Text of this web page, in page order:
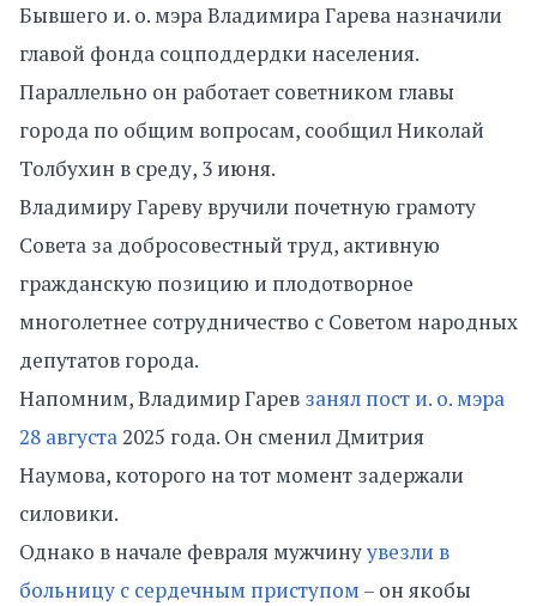
Бывшего и. о. мэра Владимира Гарева назначили
главой фонда соцподдердки населения.
Параллельно он работает советником главы
города по общим вопросам, сообщил Николай
Толбухин в среду, 3 июня.
Владимиру Гареву вручили почетную грамоту
Совета за добросовестный труд, активную
гражданскую позицию и плодотворное
многолетнее сотрудничество с Советом народных
депутатов города.
Напомним, Владимир Гарев занял пост и. о. мэра
28 августа2025 года. Он сменил Дмитрия
Наумова, которого на тот момент задержали
силовики.
Однако в начале февраля мужчинуувезли в
больницу с сердечным приступом– он якобы